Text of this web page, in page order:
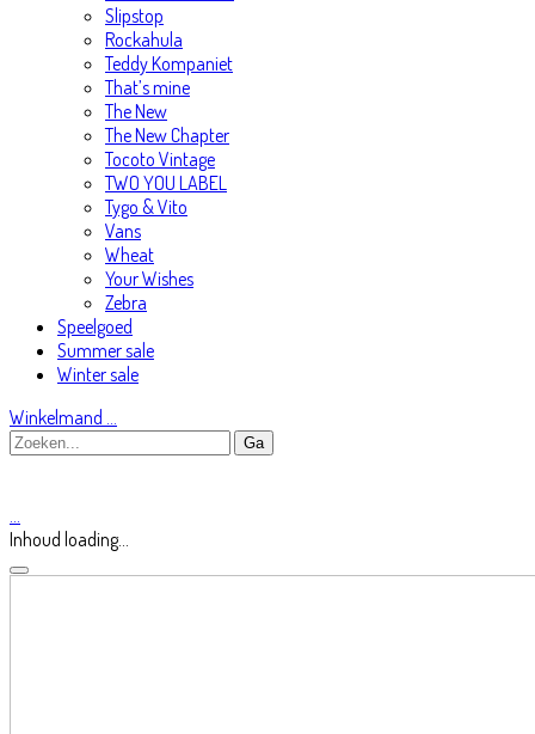
Slipstop
Rockahula
Teddy Kompaniet
That’s mine
The New
The New Chapter
Tocoto Vintage
TWO YOU LABEL
Tygo & Vito
Vans
Wheat
Your Wishes
Zebra
Speelgoed
Summer sale
Winter sale
Winkelmand …
…
Inhoud loading...